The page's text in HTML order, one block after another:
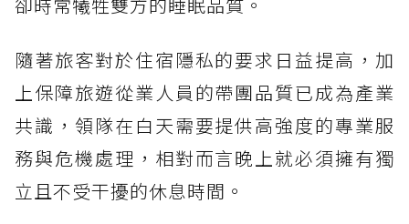
隨著旅客對於住宿隱私的要求日益提高，加
上保障旅遊從業人員的帶團品質已成為產業
共識，領隊在白天需要提供高強度的專業服
務與危機處理，相對而言晚上就必須擁有獨
立且不受干擾的休息時間。